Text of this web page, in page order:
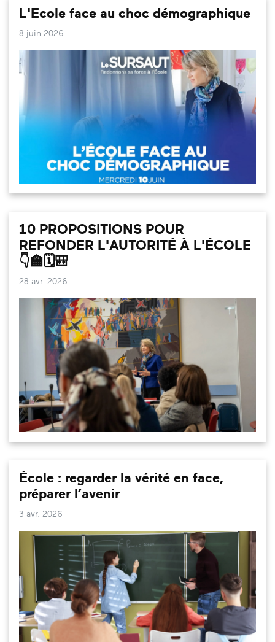
L'Ecole face au choc démographique
8 juin 2026
10 PROPOSITIONS POUR
REFONDER L'AUTORITÉ À L'ÉCOLE
👇🏫🗓️🎒
28 avr. 2026
École : regarder la vérité en face,
préparer l’avenir
3 avr. 2026